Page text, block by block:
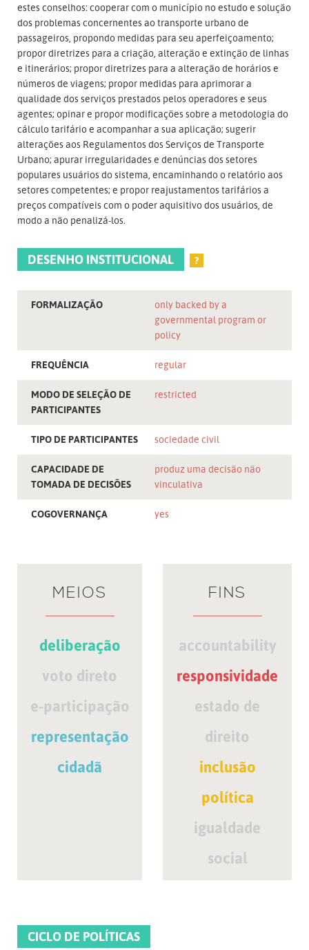
estes conselhos: cooperar com o município no estudo e solução
dos problemas concernentes ao transporte urbano de
passageiros, propondo medidas para seu aperfeiçoamento;
propor diretrizes para a criação, alteração e extinção de linhas
e itinerários; propor diretrizes para a alteração de horários e
números de viagens; propor medidas para aprimorar a
qualidade dos serviços prestados pelos operadores e seus
agentes; opinar e propor modificações sobre a metodologia do
cálculo tarifário e acompanhar a sua aplicação; sugerir
alterações aos Regulamentos dos Serviços de Transporte
Urbano; apurar irregularidades e denúncias dos setores
populares usuários do sistema, encaminhando o relatório aos
setores competentes; e propor reajustamentos tarifários a
preços compatíveis com o poder aquisitivo dos usuários, de
modo a não penalizá-los.
DESENHO INSTITUCIONAL ?
FORMALIZAÇÃO
only backed by a
governmental program or
policy
FREQUÊNCIA regular
MODO DE SELEÇÃO DE
PARTICIPANTES
restricted
TIPO DE PARTICIPANTES sociedade civil
CAPACIDADE DE
TOMADA DE DECISÕES
produz uma decisão não
vinculativa
COGOVERNANÇA yes
MEIOS
deliberação
voto direto
e-participação
representação
cidadã
FINS
accountability
responsividade
estado de
direito
inclusão
política
igualdade
social
CICLO DE POLÍTICAS